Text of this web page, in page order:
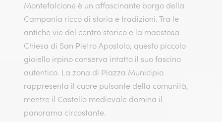
Montefalcione è un affascinante borgo della
Campania ricco di storia e tradizioni. Tra le
antiche vie del centro storico e la maestosa
Chiesa di San Pietro Apostolo, questo piccolo
gioiello irpino conserva intatto il suo fascino
autentico. La zona di Piazza Municipio
rappresenta il cuore pulsante della comunità,
mentre il Castello medievale domina il
panorama circostante.